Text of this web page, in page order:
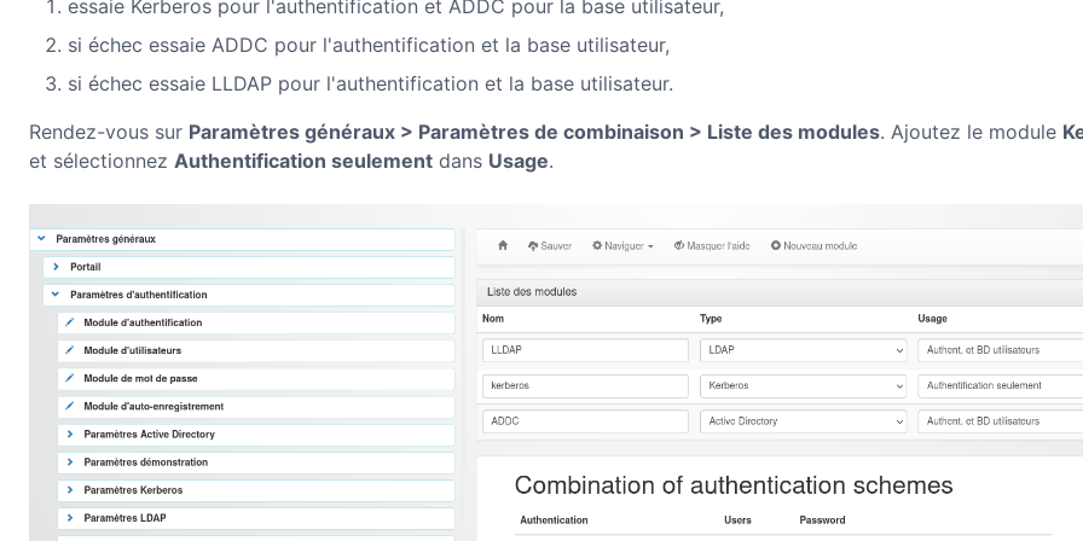
essaie Kerberos pour l'authentification et ADDC pour la base utilisateur,
si échec essaie ADDC pour l'authentification et la base utilisateur,
si échec essaie LLDAP pour l'authentification et la base utilisateur.
Rendez-vous sur Paramètres généraux > Paramètres de combinaison > Liste des modules. Ajoutez le module
et sélectionnez Authentification seulement dans Usage.